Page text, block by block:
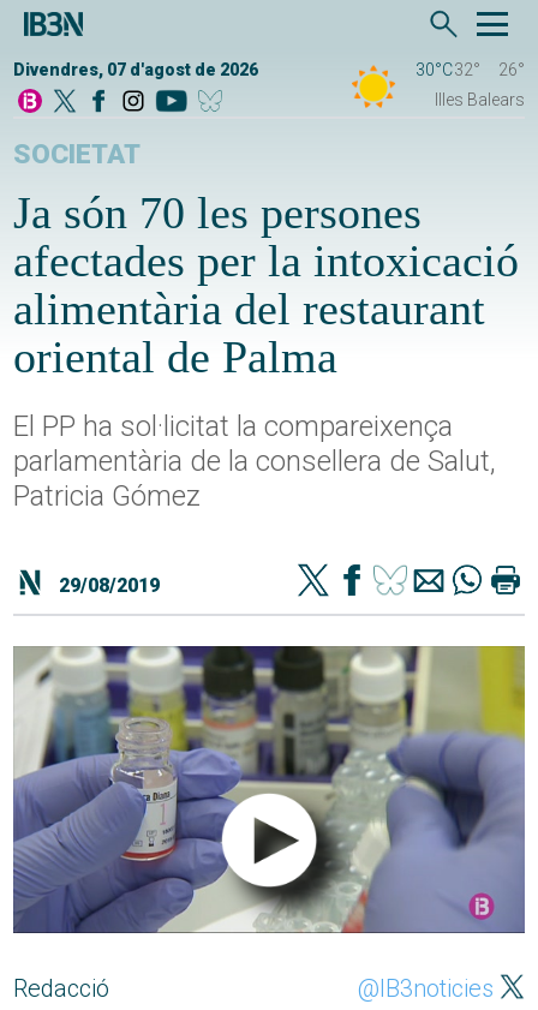
Divendres, 07 d'agost de 2026 30°C32°
26°
Illes Balears
SOCIETAT
Ja són 70 les persones
afectades per la intoxicació
alimentària del restaurant
oriental de Palma
El PP ha sol·licitat la compareixença
parlamentària de la consellera de Salut,
Patricia Gómez
29/08/2019
Redacció @IB3noticies